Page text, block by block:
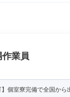
業員
】個室寮完備で全国か